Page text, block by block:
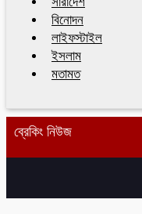
বিনোদন
লাইফস্টাইল
ইসলাম
মতামত
ব্রেকিং নিউজ